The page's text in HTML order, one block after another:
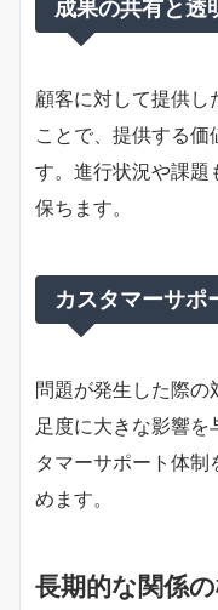
成果の共有と透
顧客に対して提供し
ことで、提供する価
す。進行状況や課題
保ちます。
カスタマーサポ
問題が発生した際の
足度に大きな影響を
タマーサポート体制
めます。
長期的な関係